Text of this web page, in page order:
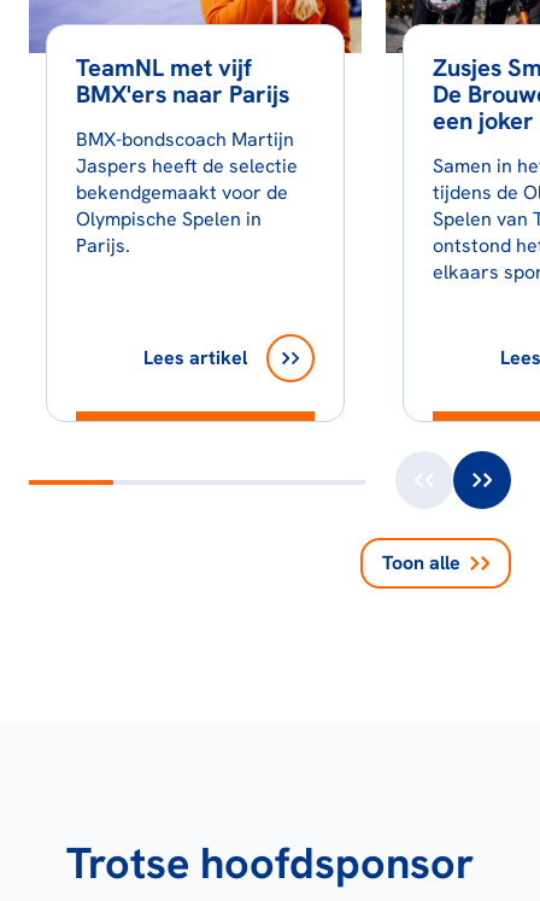
TeamNL met vijf
BMX'ers naar Parijs
BMX-bondscoach Martijn
Jaspers heeft de selectie
bekendgemaakt voor de
Olympische Spelen in
Parijs.
Lees artikel
Zusjes
De
een joker
Samen in
tijdens de
Spelen van
ontstond
elkaars
Toon alle
Trotse hoofdsponsor